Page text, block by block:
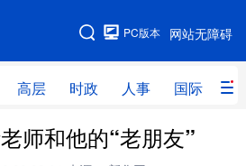
网站无障碍
PC版本
高层 时政 人事 国际 财
网站地图
时政 人事
师和他的“老朋友”